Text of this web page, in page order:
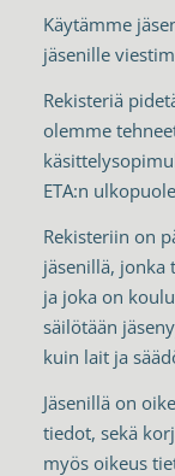
Käytämme
jäsenille
Rekisteriä
olemme
ETA:n
Rekisteriin on
jäsenillä, jonka
ja joka on
säilötään
kuin lait ja
Jäsenillä on
tiedot, sekä
myös oikeus